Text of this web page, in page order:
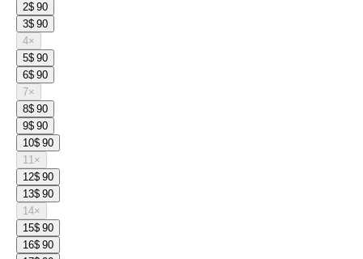
2$ 90
3$ 90
4×
5$ 90
6$ 90
7×
8$ 90
9$ 90
10$ 90
11×
12$ 90
13$ 90
14×
15$ 90
16$ 90